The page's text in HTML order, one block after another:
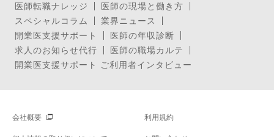
医師転職ナレッジ
医師の現場と働き方
スペシャルコラム
業界ニュース
開業医支援サポート
医師の年収診断
求人のお知らせ代行
医師の職場カルテ
開業医支援サポート ご利用者インタビュー
会社概要 利用規約